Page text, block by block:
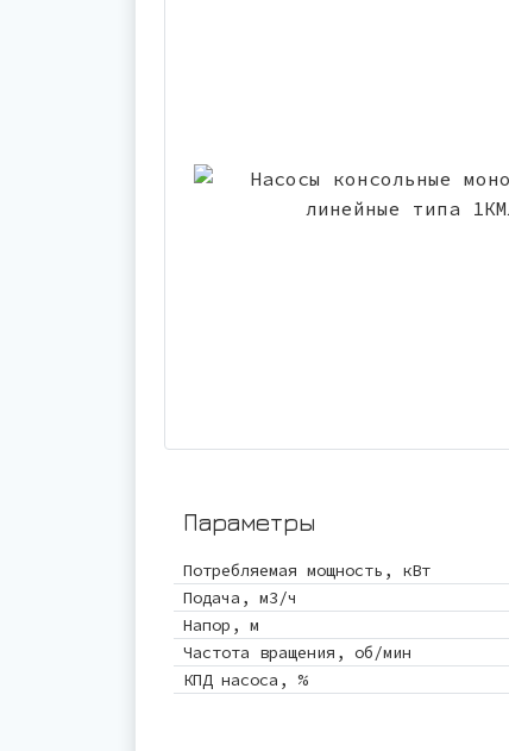
Параметры
Потребляемая мощность, кВт
Подача, м3/ч
Напор, м
Частота вращения, об/мин
КПД насоса, %